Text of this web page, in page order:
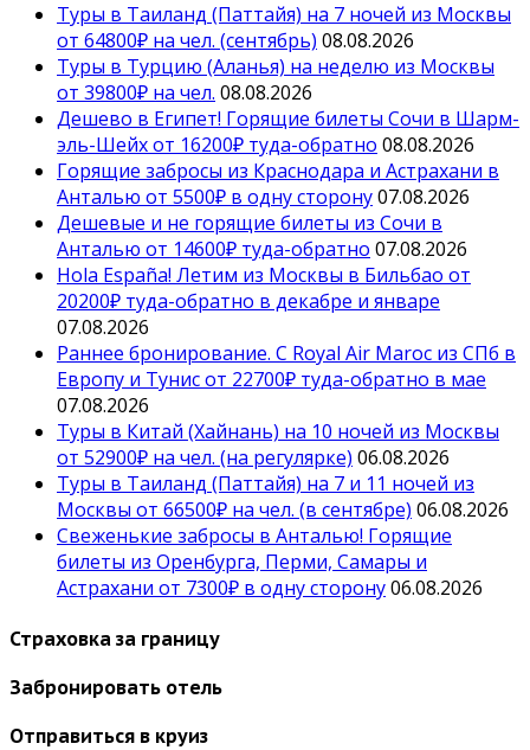
Туры в Таиланд (Паттайя) на 7 ночей из Москвы
от 64800₽ на чел. (сентябрь) 08.08.2026
Туры в Турцию (Аланья) на неделю из Москвы
от 39800₽ на чел. 08.08.2026
Дешево в Египет! Горящие билеты Сочи в Шарм-
эль-Шейх от 16200₽ туда-обратно 08.08.2026
Горящие забросы из Краснодара и Астрахани в
Анталью от 5500₽ в одну сторону07.08.2026
Дешевые и не горящие билеты из Сочи в
Анталью от 14600₽ туда-обратно 07.08.2026
Hola España! Летим из Москвы в Бильбао от
20200₽ туда-обратно в декабре и январе
07.08.2026
Раннее бронирование. С Royal Air Maroc из СПб в
Европу и Тунис от 22700₽ туда-обратно в мае
07.08.2026
Туры в Китай (Хайнань) на 10 ночей из Москвы
от 52900₽ на чел. (на регулярке) 06.08.2026
Туры в Таиланд (Паттайя) на 7 и 11 ночей из
Москвы от 66500₽ на чел. (в сентябре) 06.08.2026
Свеженькие забросы в Анталью! Горящие
билеты из Оренбурга, Перми, Самары и
Астрахани от 7300₽ в одну сторону06.08.2026
Страховка за границу
Забронировать отель
Отправиться в круиз